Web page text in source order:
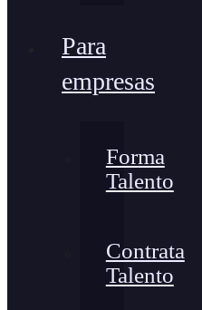
Para
empresas
Forma
Talento
Contrata
Talento